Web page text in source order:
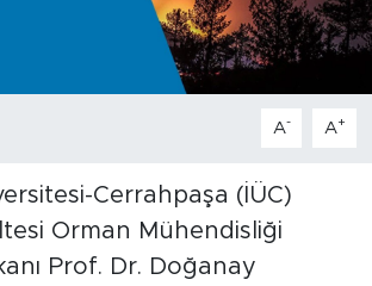
A- A+
Cerrahpaşa (İÜC)
Orman Mühendisliği
Prof. Dr. Doğanay